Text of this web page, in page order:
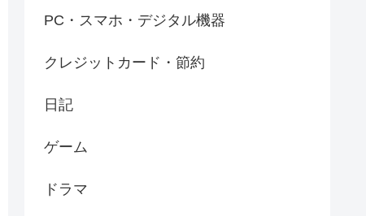
PC・スマホ・デジタル機器
クレジットカード・節約
日記
ゲーム
ドラマ